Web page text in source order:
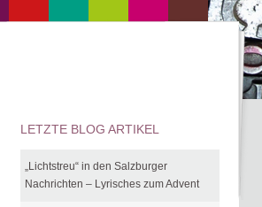
LETZTE BLOG ARTIKEL
„Lichtstreu“ in den Salzburger
Nachrichten – Lyrisches zum Advent